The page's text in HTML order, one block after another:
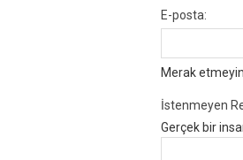
E-posta:
Merak
İstenmeyen
Gerçek bir